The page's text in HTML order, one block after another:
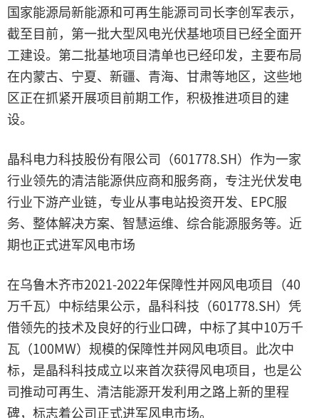
国家能源局新能源和可再生能源司司长李创军表示，
截至目前，第一批大型风电光伏基地项目已经全面开
工建设。第二批基地项目清单也已经印发，主要布局
在内蒙古、宁夏、新疆、青海、甘肃等地区，这些地
区正在抓紧开展项目前期工作，积极推进项目的建
设。
晶科电力科技股份有限公司（601778.SH）作为一家
行业领先的清洁能源供应商和服务商，专注光伏发电
行业下游产业链，专业从事电站投资开发、EPC服
务、整体解决方案、智慧运维、综合能源服务等。近
期也正式进军风电市场
在乌鲁木齐市2021-2022年保障性并网风电项目（40
万千瓦）中标结果公示，晶科科技（601778.SH）凭
借领先的技术及良好的行业口碑，中标了其中10万千
瓦（100MW）规模的保障性并网风电项目。此次中
标，是晶科科技成立以来首次获得风电项目，也是公
司推动可再生、清洁能源开发利用之路上新的里程
碑，标志着公司正式进军风电市场。